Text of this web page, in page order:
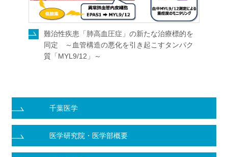
難治性疾患「肺高血圧症」の新たな治療標的を
同定 ～血管構造の悪化を引き起こすタンパク
質「MYL9/12」～
千葉医学
医学研究院・医学部概要